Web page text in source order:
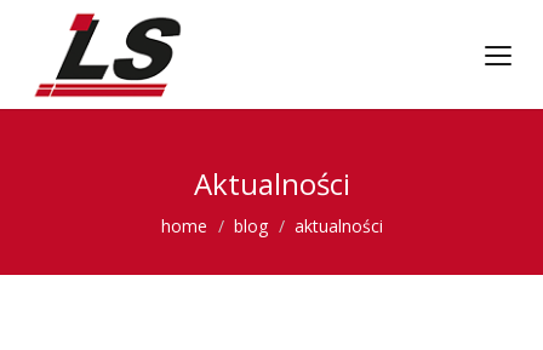
Aktualności
home blog aktualności